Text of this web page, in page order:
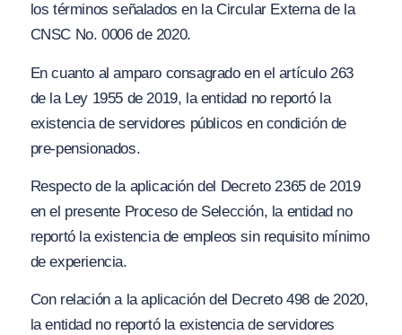
los términos señalados en la Circular Externa de la
CNSC No. 0006 de 2020.
En cuanto al amparo consagrado en el artículo 263
de la Ley 1955 de 2019, la entidad no reportó la
existencia de servidores públicos en condición de
pre-pensionados.
Respecto de la aplicación del Decreto 2365 de 2019
en el presente Proceso de Selección, la entidad no
reportó la existencia de empleos sin requisito mínimo
de experiencia.
Con relación a la aplicación del Decreto 498 de 2020,
la entidad no reportó la existencia de servidores